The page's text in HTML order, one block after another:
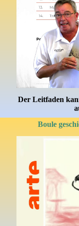
Der Leitfaden
Boule